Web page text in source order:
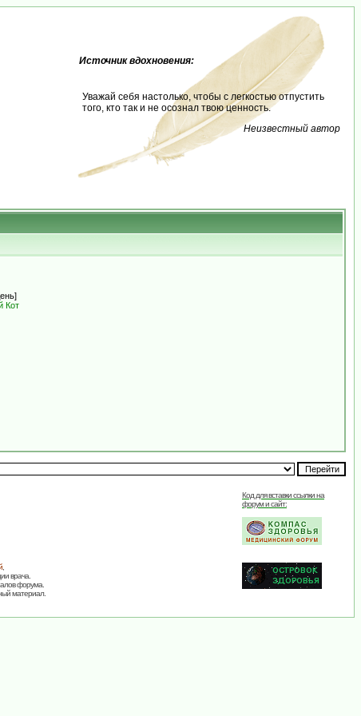
Источник вдохновения:
Уважай себя настолько, чтобы с легкостью отпустить
того, кто так и не осознал твою ценность.
Неизвестный автор
Кот
Код для вставки ссылки на
форум и сайт:
,
врача.
форума.
материал.